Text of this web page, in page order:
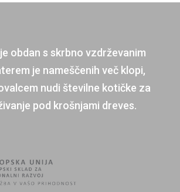
obdan s skrbno vzdrževanim
je nameščenih več klopi,
nudi številne kotičke za
pod krošnjami dreves.